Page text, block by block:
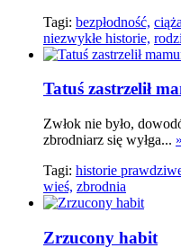
Tagi: bezpłodność,
niezwykłe historie,
Tatuś zastrzelił
Zwłok nie było,
zbrodniarz się wyłga... »
Tagi: historie
wieś, zbrodnia
Zrzucony habit